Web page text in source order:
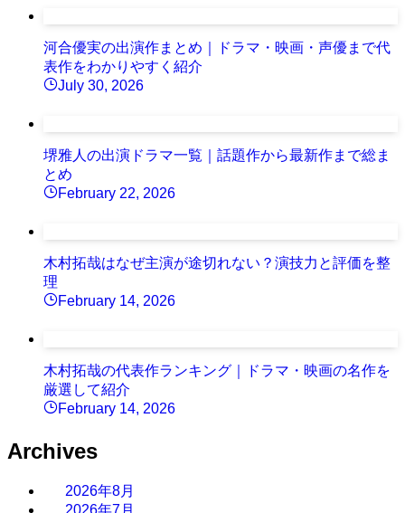
河合優実の出演作まとめ｜ドラマ・映画・声優まで代
表作をわかりやすく紹介
July 30, 2026
堺雅人の出演ドラマ一覧｜話題作から最新作まで総ま
とめ
February 22, 2026
木村拓哉はなぜ主演が途切れない？演技力と評価を整
理
February 14, 2026
木村拓哉の代表作ランキング｜ドラマ・映画の名作を
厳選して紹介
February 14, 2026
Archives
2026年8月